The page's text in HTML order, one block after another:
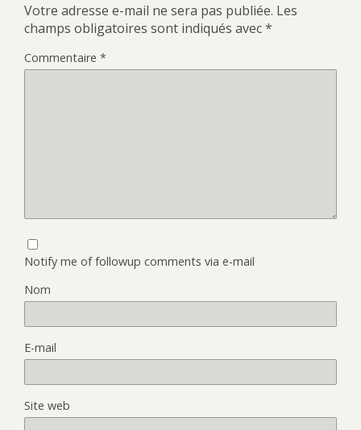
Votre adresse e-mail ne sera pas publiée. Les
champs obligatoires sont indiqués avec*
Commentaire *
Notify me of followup comments via e-mail
Nom
E-mail
Site web